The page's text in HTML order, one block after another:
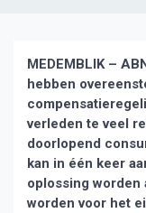
MEDEMBLIK –
hebben
verleden te veel
doorlopend
kan in één keer
oplossing worden
worden voor het